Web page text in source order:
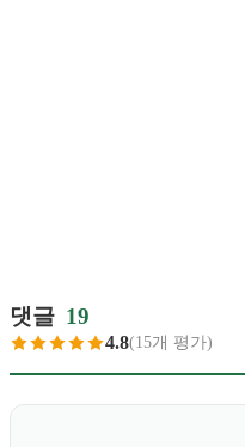
댓글 19
4.8(15개 평가)